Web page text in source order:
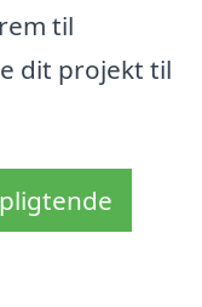
til
dit projekt til